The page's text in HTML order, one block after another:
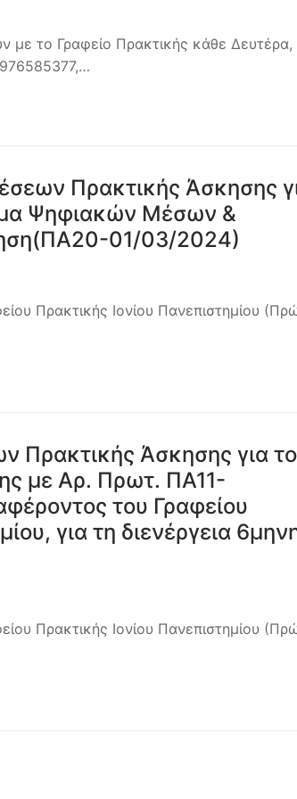
με το Γραφείο Πρακτικής κάθε Δευτέρα,
Πρακτικής Άσκησης
Ψηφιακών Μέσων &
01/03/2024)
Πρακτικής Ιονίου Πανεπιστημίου
Πρακτικής Άσκησης για το
με Αρ. Πρωτ. ΠΑ11-
του Γραφείου
για τη διενέργεια
Πρακτικής Ιονίου Πανεπιστημίου